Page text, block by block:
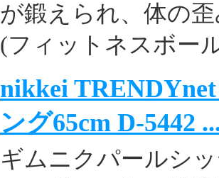
が鍛えられ、体の
(フィットネスボー
nikkei
ング65cm D-5442
ギムニクパールシ